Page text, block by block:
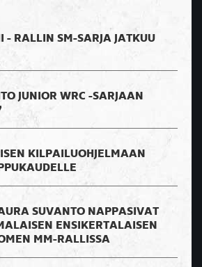
- RALLIN SM-SARJA JATKUU
JUNIOR WRC -SARJAAN
KILPAILUOHJELMAAN
SUVANTO NAPPASIVAT
ENSIKERTALAISEN
MM-RALLISSA